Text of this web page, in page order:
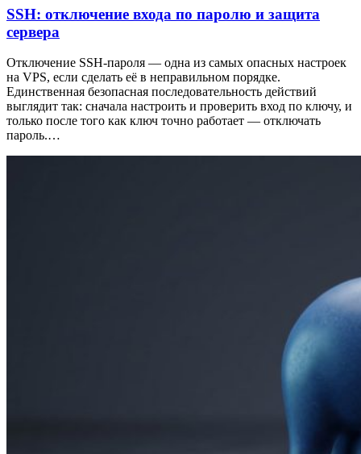
SSH: отключение входа по паролю и защита
сервера
Отключение SSH-пароля — одна из самых опасных настроек
на VPS, если сделать её в неправильном порядке.
Единственная безопасная последовательность действий
выглядит так: сначала настроить и проверить вход по ключу, и
только после того как ключ точно работает — отключать
пароль.…